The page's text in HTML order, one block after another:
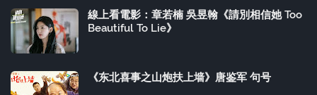
線上看電影：章若楠 吳昱翰《請別相信她 Too
Beautiful To Lie》
《东北喜事之山炮扶上墙》唐鉴军 句号